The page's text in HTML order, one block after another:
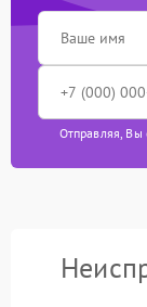
Отправляя, Вы